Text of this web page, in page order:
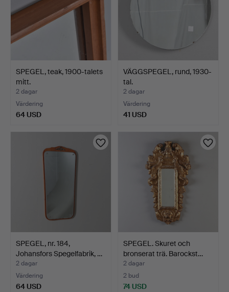
SPEGEL, teak, 1900-talets
mitt.
2 dagar
Värdering
64 USD
VÄGGSPEGEL, rund, 1930-
tal.
2 dagar
Värdering
41 USD
SPEGEL, nr. 184,
Johansfors Spegelfabrik, …
2 dagar
Värdering
64 USD
SPEGEL. Skuret och
bronserat trä. Barockst…
2 dagar
2 bud
74 USD